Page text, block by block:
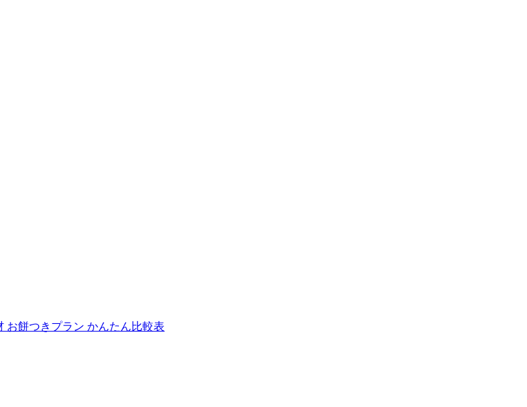
お餅つきプラン かんたん比較表